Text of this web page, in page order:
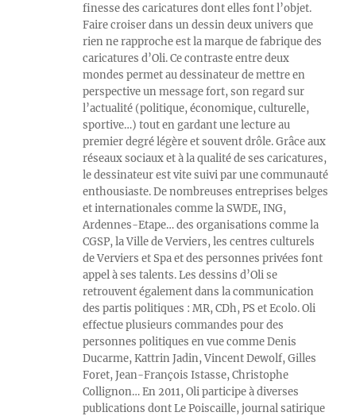
finesse des caricatures dont elles font l’objet.
Faire croiser dans un dessin deux univers que
rien ne rapproche est la marque de fabrique des
caricatures d’Oli. Ce contraste entre deux
mondes permet au dessinateur de mettre en
perspective un message fort, son regard sur
l’actualité (politique, économique, culturelle,
sportive…) tout en gardant une lecture au
premier degré légère et souvent drôle. Grâce aux
réseaux sociaux et à la qualité de ses caricatures,
le dessinateur est vite suivi par une communauté
enthousiaste. De nombreuses entreprises belges
et internationales comme la SWDE, ING,
Ardennes-Etape… des organisations comme la
CGSP, la Ville de Verviers, les centres culturels
de Verviers et Spa et des personnes privées font
appel à ses talents. Les dessins d’Oli se
retrouvent également dans la communication
des partis politiques : MR, CDh, PS et Ecolo. Oli
effectue plusieurs commandes pour des
personnes politiques en vue comme Denis
Ducarme, Kattrin Jadin, Vincent Dewolf, Gilles
Foret, Jean-François Istasse, Christophe
Collignon… En 2011, Oli participe à diverses
publications dont Le Poiscaille, journal satirique